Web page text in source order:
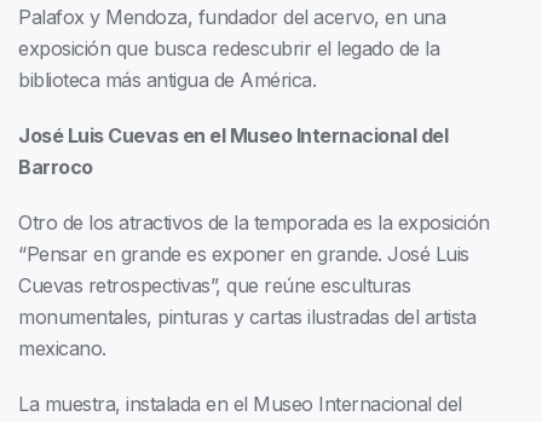
Palafox y Mendoza, fundador del acervo, en una
exposición que busca redescubrir el legado de la
biblioteca más antigua de América.
José Luis Cuevas en el Museo Internacional del
Barroco
Otro de los atractivos de la temporada es la exposición
“Pensar en grande es exponer en grande. José Luis
Cuevas retrospectivas”, que reúne esculturas
monumentales, pinturas y cartas ilustradas del artista
mexicano.
La muestra, instalada en el Museo Internacional del